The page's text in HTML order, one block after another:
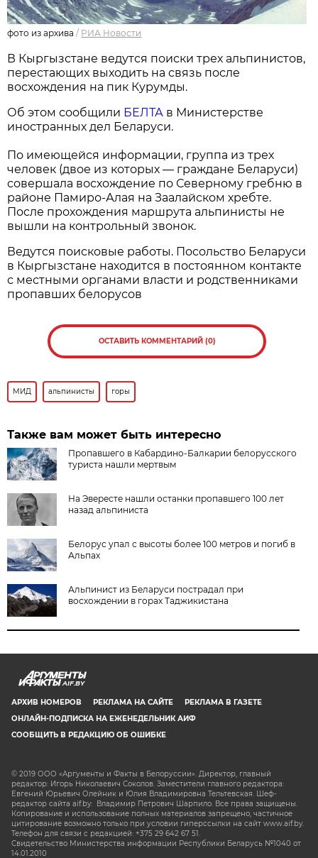
фото из архива / РИА Новости
В Кыргызстане ведутся поиски трех альпинистов,
перестающих выходить на связь после
восхождения на пик Курумды.
Об этом сообщили БЕЛТА в Министерстве
иностранных дел Беларуси.
По имеющейся информации, группа из трех
человек (двое из которых — граждане Беларуси)
совершала восхождение по Северному гребню в
районе Памиро-Алая на Заалайском хребте.
После прохождения маршрута альпинисты не
вышли на контрольный звонок.
Ведутся поисковые работы. Посольство Беларуси
в Кыргызстане находится в постоянном контакте
с местными органами власти и родственниками
пропавших белорусов
ОСТАВИТЬ КОММЕНТАРИЙ (0)
МИД альпинисты горы
Также вам может быть интересно
Пропавшего в Кабардино-Балкарии белорусского
туриста нашли мертвым
На Эвересте нашли останки пропавшего 100 лет
назад альпиниста
Белорус упал с высоты более 100 метров и погиб в
Альпах
Альпинист из Беларуси пострадал при
восхождении в горах Таджикистана
AIF.BY
АРХИВ НОМЕРОВ РЕКЛАМА НА САЙТЕ
РЕКЛАМА В ГАЗЕТЕ
ОНЛАЙН-ПОДПИСКА НА ЕЖЕНЕДЕЛЬНИК АИФ
СООБЩИТЬ В РЕДАКЦИЮ ОБ ОШИБКЕ
© 2019 ООО «Аргументы и Факты в Белоруссии». Директор, главный
редактор: Игорь Николаевич Соколов. Заместители главного редактора:
Евгений Юрьевич Олейник и Юлия Владимировна Тельтевская. Шеф-
редактор сайта aif.by: Владимир Петрович Шарпило. Все права защищены.
Копирование и использование полных материалов запрещено, частичное
цитирование возможно только при условии гиперссылки на сайт www.aif.by.
Телефон для связи с редакцией: +375 29 642 67 51.
Свидетельство Министерства информации Республики Беларусь №1040 от
14.01.2010